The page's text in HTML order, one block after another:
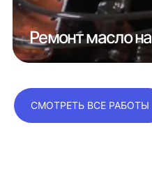
Ремонт масло
СМОТРЕТЬ ВСЕ РАБОТЫ